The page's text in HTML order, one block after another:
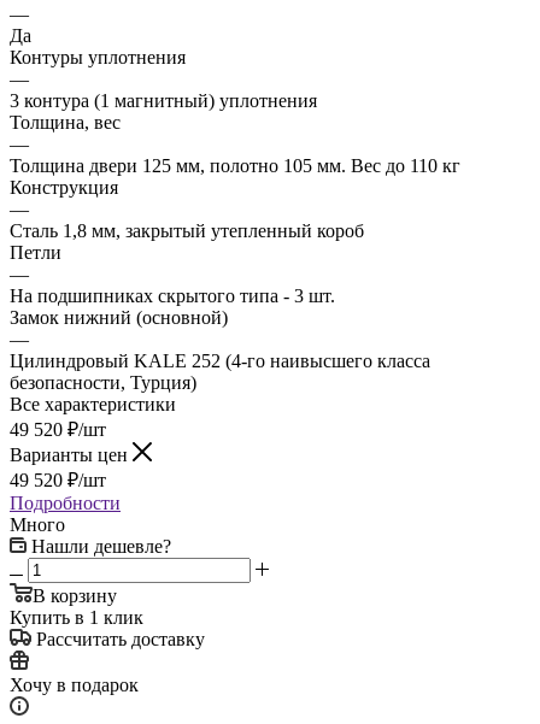
—
Да
Контуры уплотнения
—
3 контура (1 магнитный) уплотнения
Толщина, вес
—
Толщина двери 125 мм, полотно 105 мм. Вес до 110 кг
Конструкция
—
Сталь 1,8 мм, закрытый утепленный короб
Петли
—
На подшипниках скрытого типа - 3 шт.
Замок нижний (основной)
—
Цилиндровый KALE 252 (4-го наивысшего класса
безопасности, Турция)
Все характеристики
49 520 ₽/шт
Варианты цен
49 520 ₽/шт
Подробности
Много
Нашли дешевле?
В корзину
Купить в 1 клик
Рассчитать доставку
Хочу в подарок